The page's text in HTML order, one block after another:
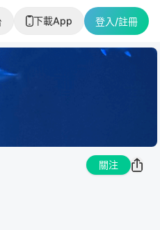
下載App 登入/註冊
關注